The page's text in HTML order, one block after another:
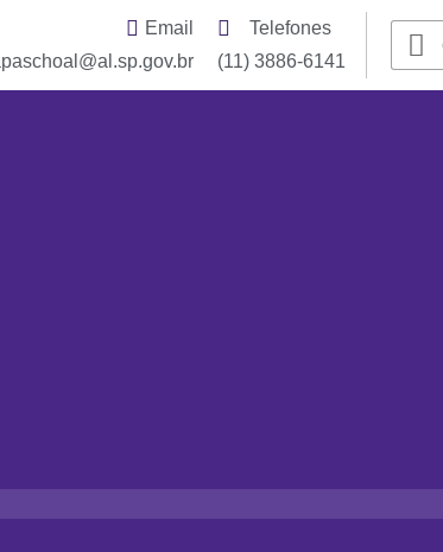
Email
Telefones
(11) 3886-6141